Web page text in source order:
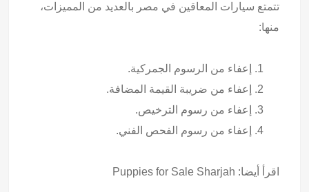
تتمتع سيارات المعاقين في مصر بالعديد من المميزات،
منها:
إعفاء من الرسوم الجمركية.
إعفاء من ضريبة القيمة المضافة.
إعفاء من رسوم الترخيص.
إعفاء من رسوم الفحص الفني.
اقرأ أيضا: Puppies for Sale Sharjah